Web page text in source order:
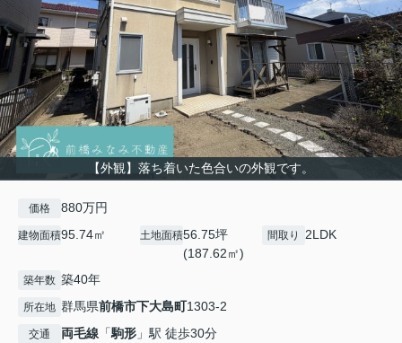
【外観】落ち着いた色合いの外観です。
価格 880万円
建物面積95.74㎡ 土地面積56.75坪
(187.62㎡)
間取り 2LDK
築年数 築40年
所在地 群馬県前橋市下大島町1303-2
交通 両毛線 「駒形 」駅 徒歩30分